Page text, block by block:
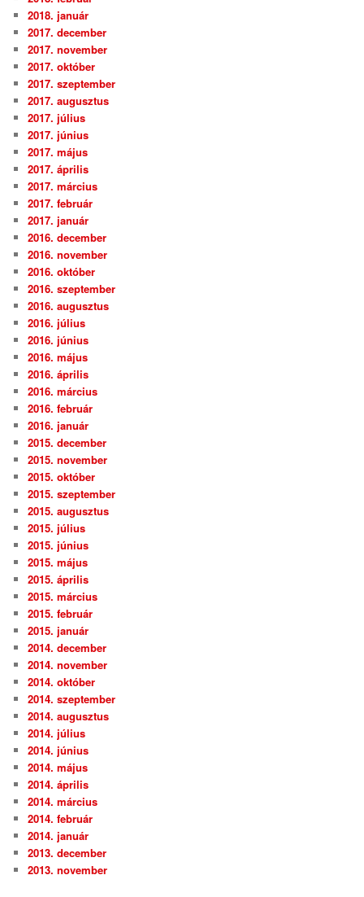
2018. január
2017. december
2017. november
2017. október
2017. szeptember
2017. augusztus
2017. július
2017. június
2017. május
2017. április
2017. március
2017. február
2017. január
2016. december
2016. november
2016. október
2016. szeptember
2016. augusztus
2016. július
2016. június
2016. május
2016. április
2016. március
2016. február
2016. január
2015. december
2015. november
2015. október
2015. szeptember
2015. augusztus
2015. július
2015. június
2015. május
2015. április
2015. március
2015. február
2015. január
2014. december
2014. november
2014. október
2014. szeptember
2014. augusztus
2014. július
2014. június
2014. május
2014. április
2014. március
2014. február
2014. január
2013. december
2013. november